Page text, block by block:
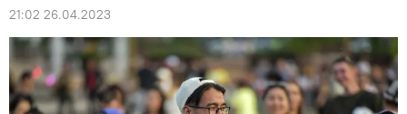
21:02 26.04.2023